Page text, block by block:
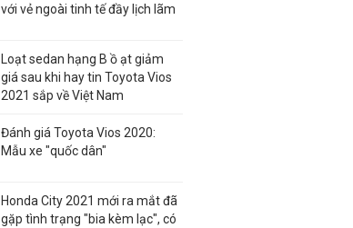
với vẻ ngoài tinh tế đầy lịch lãm
Loạt sedan hạng B ồ ạt giảm
giá sau khi hay tin Toyota Vios
2021 sắp về Việt Nam
Đánh giá Toyota Vios 2020:
Mẫu xe "quốc dân"
Honda City 2021 mới ra mắt đã
gặp tình trạng "bia kèm lạc", có